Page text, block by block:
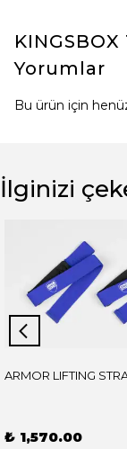
KINGSBOX
Yorumlar
Bu ürün için
İlginizi
ARMOR LIFTING
₺ 1,570.00